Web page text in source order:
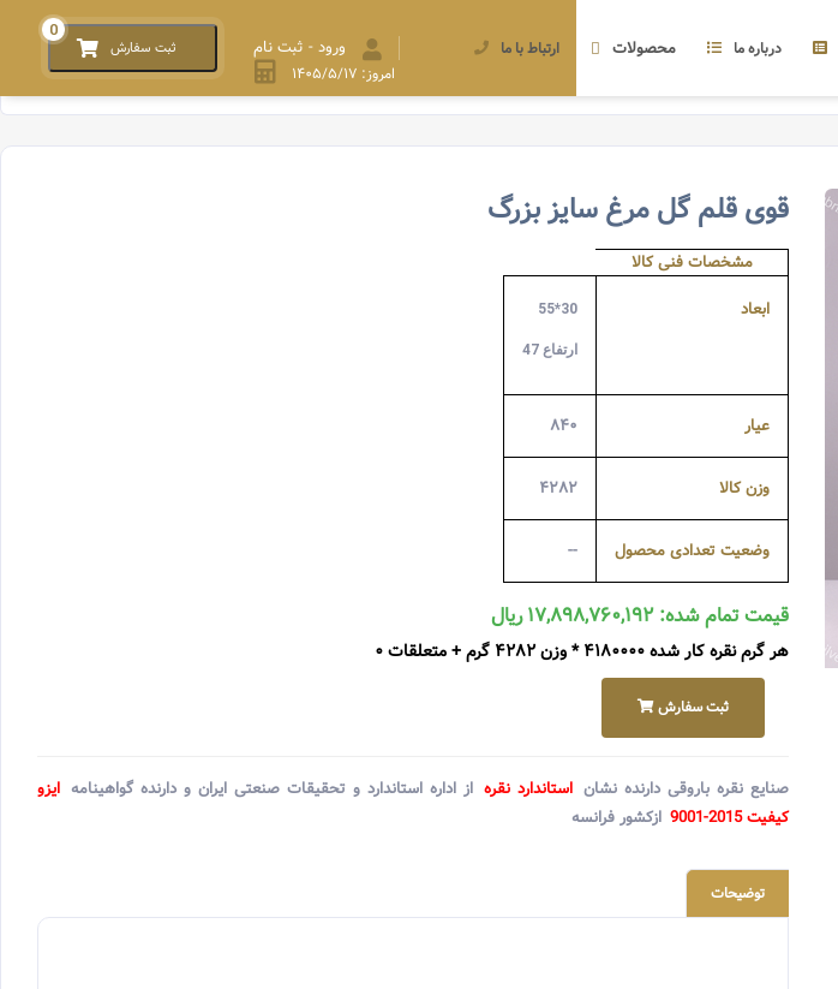
درباره ما محصولات ارتباط با ما ثبت سفارش
0
ورود - ثبت نام
امروز: ۱۴۰۵/۵/۱۷
قوی قلم گل مرغ سایز بزرگ
مشخصات فنی کالا
ابعاد
30*55
ارتفاع 47
عیار ۸۴۰
وزن کالا ۴۲۸۲
وضعیت تعدادی محصول --
قیمت تمام شده: ۱۷,۸۹۸,۷۶۰,۱۹۲ ریال
هر گرم نقره کار شده ۴۱۸۰۰۰۰ * وزن ۴۲۸۲ گرم + متعلقات ۰
ثبت سفارش
صنایع نقره باروقی دارنده نشان استاندارد نقره از اداره استاندارد و تحقیقات صنعتی ایران و دارنده گواهینامه ایزو
کیفیت 2015-9001
ازکشور فرانسه
توضیحات